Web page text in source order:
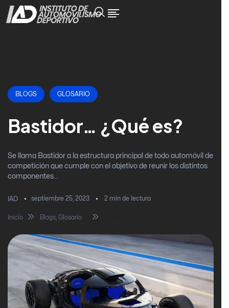
BLOGS GLOSARIO
Bastidor… ¿Qué es?
Se llama Bastidor a la estructura principal de todo automóvil de
competición que cumple con el objetivo de reunir los distintos
componentes...
IAD septiembre 25, 2023 2 min de lectura
Inicio Blogs, Glosario